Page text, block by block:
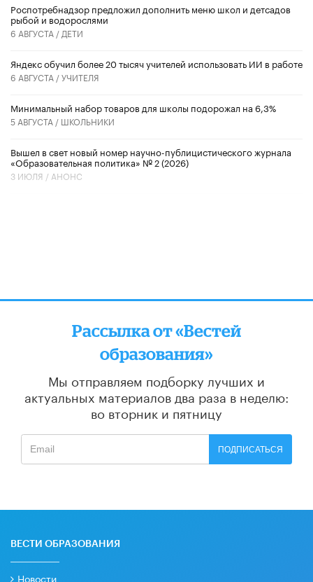
Роспотребнадзор предложил дополнить меню школ и детсадов
рыбой и водорослями
6 АВГУСТА / ДЕТИ
​Яндекс обучил более 20 тысяч учителей использовать ИИ в работе
6 АВГУСТА /УЧИТЕЛЯ
Минимальный набор товаров для школы подорожал на 6,3%
5 АВГУСТА / ШКОЛЬНИКИ
Вышел в свет новый номер научно-публицистического журнала
«Образовательная политика» № 2 (2026)
3 ИЮЛЯ / АНОНС
Рассылка от «Вестей
образования»
Мы отправляем подборку лучших и
актуальных материалов два раза в неделю:
во вторник и пятницу
ПОДПИСАТЬСЯ
ВЕСТИ ОБРАЗОВАНИЯ
Новости